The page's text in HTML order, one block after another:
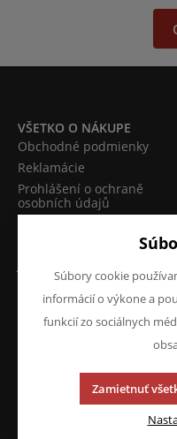
VŠETKO O NÁKUPE
Obchodné podmienky
Reklamácie
Prohlášení o ochraně
osobních údajů
CZK (Kč)
Súbory cookie
informácií o výkone a
funkcií zo sociálnych
Zamietnuť